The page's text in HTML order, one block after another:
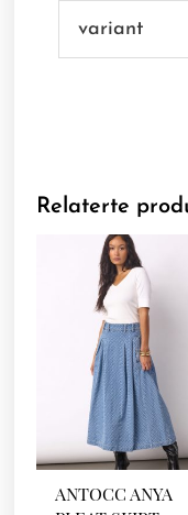
variant
Relaterte
ANTOCC ANYA